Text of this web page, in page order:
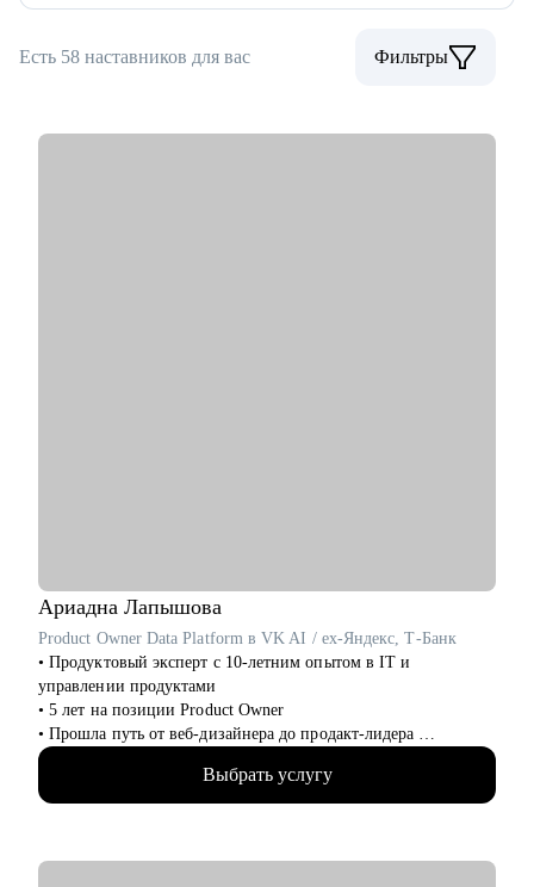
Есть 58 наставников для вас Фильтры
Ариадна Лапышова
Product Owner Data Platform в VK AI / ex-Яндекс, Т-Банк
• Продуктовый эксперт с 10-летним опытом в IT и
управлении продуктами
• 5 лет на позиции Product Owner
• Прошла путь от веб-дизайнера до продакт-лидера
• Благодаря большому опыту стала T-shape специалистом с
большой экспертизой в управлении кросс-функциональных
команд
Выбрать услугу